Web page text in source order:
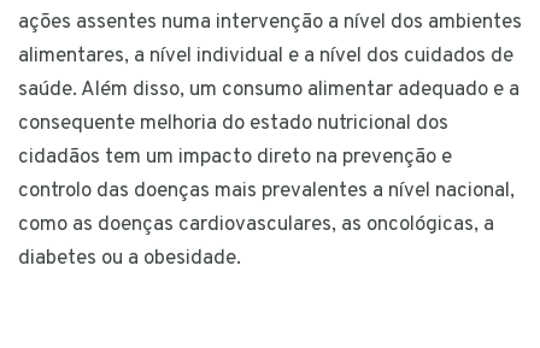
ações assentes numa intervenção a nível dos ambientes
alimentares, a nível individual e a nível dos cuidados de
saúde. Além disso, um consumo alimentar adequado e a
consequente melhoria do estado nutricional dos
cidadãos tem um impacto direto na prevenção e
controlo das doenças mais prevalentes a nível nacional,
como as doenças cardiovasculares, as oncológicas, a
diabetes ou a obesidade.